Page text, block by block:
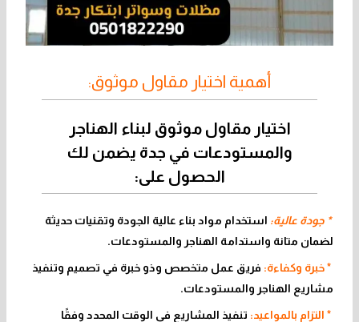
أهمية اختيار مقاول موثوق:
اختيار مقاول موثوق لبناء الهناجر
والمستودعات في جدة يضمن لك
الحصول على:
* جودة عالية: استخدام مواد بناء عالية الجودة وتقنيات حديثة
لضمان متانة واستدامة الهناجر والمستودعات.
* خبرة وكفاءة: فريق عمل متخصص وذو خبرة في تصميم وتنفيذ
مشاريع الهناجر والمستودعات.
* التزام بالمواعيد: تنفيذ المشاريع في الوقت المحدد وفقًا